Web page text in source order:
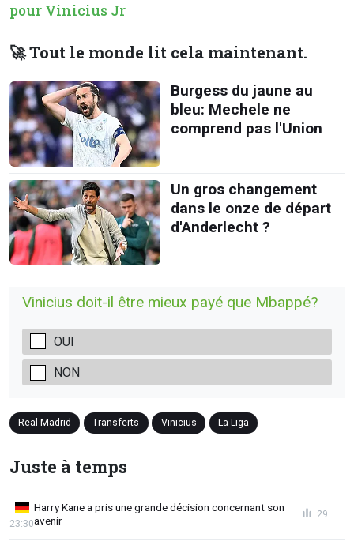
pour Vinicius Jr
🚀 Tout le monde lit cela maintenant.
Burgess du jaune au
bleu: Mechele ne
comprend pas l'Union
Un gros changement
dans le onze de départ
d'Anderlecht ?
Vinicius doit-il être mieux payé que Mbappé?
OUI
NON
Real Madrid Transferts Vinicius La Liga
Juste à temps
Harry Kane a pris une grande décision concernant son
avenir
23:30
29